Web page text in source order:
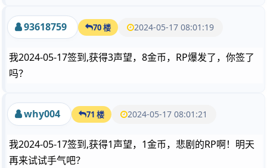
93618759 70 楼 2024-05-17 08:01:19
我2024-05-17签到,获得3声望，8金币，RP爆发了，你签了
吗？
why004 71 楼 2024-05-17 08:01:21
我2024-05-17签到,获得1声望，1金币，悲剧的RP啊！明天
再来试试手气吧？